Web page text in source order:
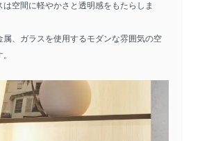
空間に軽やかさと透明感をもたらしま
属、ガラスを使用するモダンな雰囲気の空